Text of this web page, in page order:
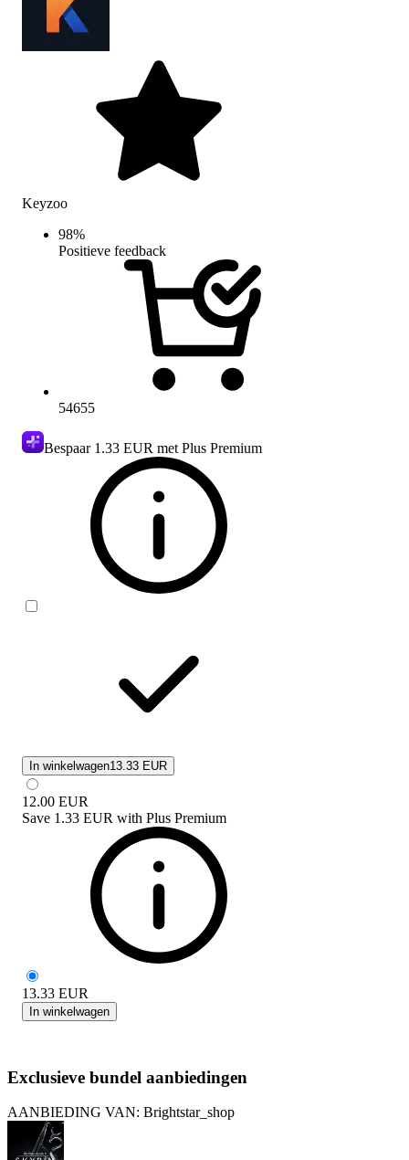
Keyzoo
98%
Positieve feedback
54655
Bespaar 1.33 EUR met Plus Premium
In winkelwagen13.33 EUR
12.00 EUR
Save 1.33 EUR with Plus Premium
13.33 EUR
In winkelwagen
Exclusieve bundel aanbiedingen
AANBIEDING VAN: Brightstar_shop